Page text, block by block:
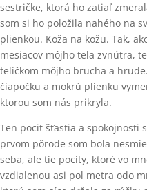
sestričke, ktorá ho zatiaľ
som si ho položila nahého na
plienkou. Koža na kožu. Tak,
mesiacov môjho tela zvnútra,
telíčkom môjho brucha a
čiapočku a mokrú plienku
ktorou som nás prikryla.
Ten pocit šťastia a spokojnosti
prvom pôrode som bola
seba, ale tie pocity, ktoré vo
vzdialenou asi pol metra odo